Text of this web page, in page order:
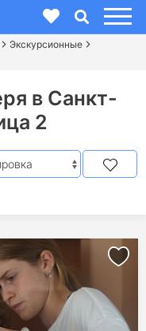
Экскурсионные
в Санкт-
2